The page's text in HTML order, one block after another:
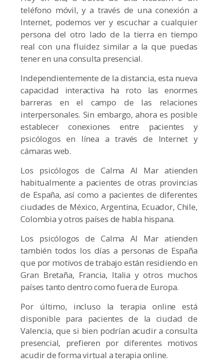
teléfono móvil, y a través de una conexión a
Internet, podemos ver y escuchar a cualquier
persona del otro lado de la tierra en tiempo
real con una fluidez similar a la que puedas
tener en una consulta presencial.
Independientemente de la distancia, esta nueva
capacidad interactiva ha roto las enormes
barreras en el campo de las relaciones
interpersonales. Sin embargo, ahora es posible
establecer conexiones entre pacientes y
psicólogos en línea a través de Internet y
cámaras web.
Los psicólogos de Calma Al Mar atienden
habitualmente a pacientes de otras provincias
de España, así como a pacientes de diferentes
ciudades de México, Argentina, Ecuador, Chile,
Colombia y otros países de habla hispana.
Los psicólogos de Calma Al Mar atienden
también todos los días a personas de España
que por motivos de trabajo están residiendo en
Gran Bretaña, Francia, Italia y otros muchos
países tanto dentro como fuera de Europa.
Por último, incluso la terapia online está
disponible para pacientes de la ciudad de
Valencia, que si bien podrían acudir a consulta
presencial, prefieren por diferentes motivos
acudir de forma virtual a terapia online.